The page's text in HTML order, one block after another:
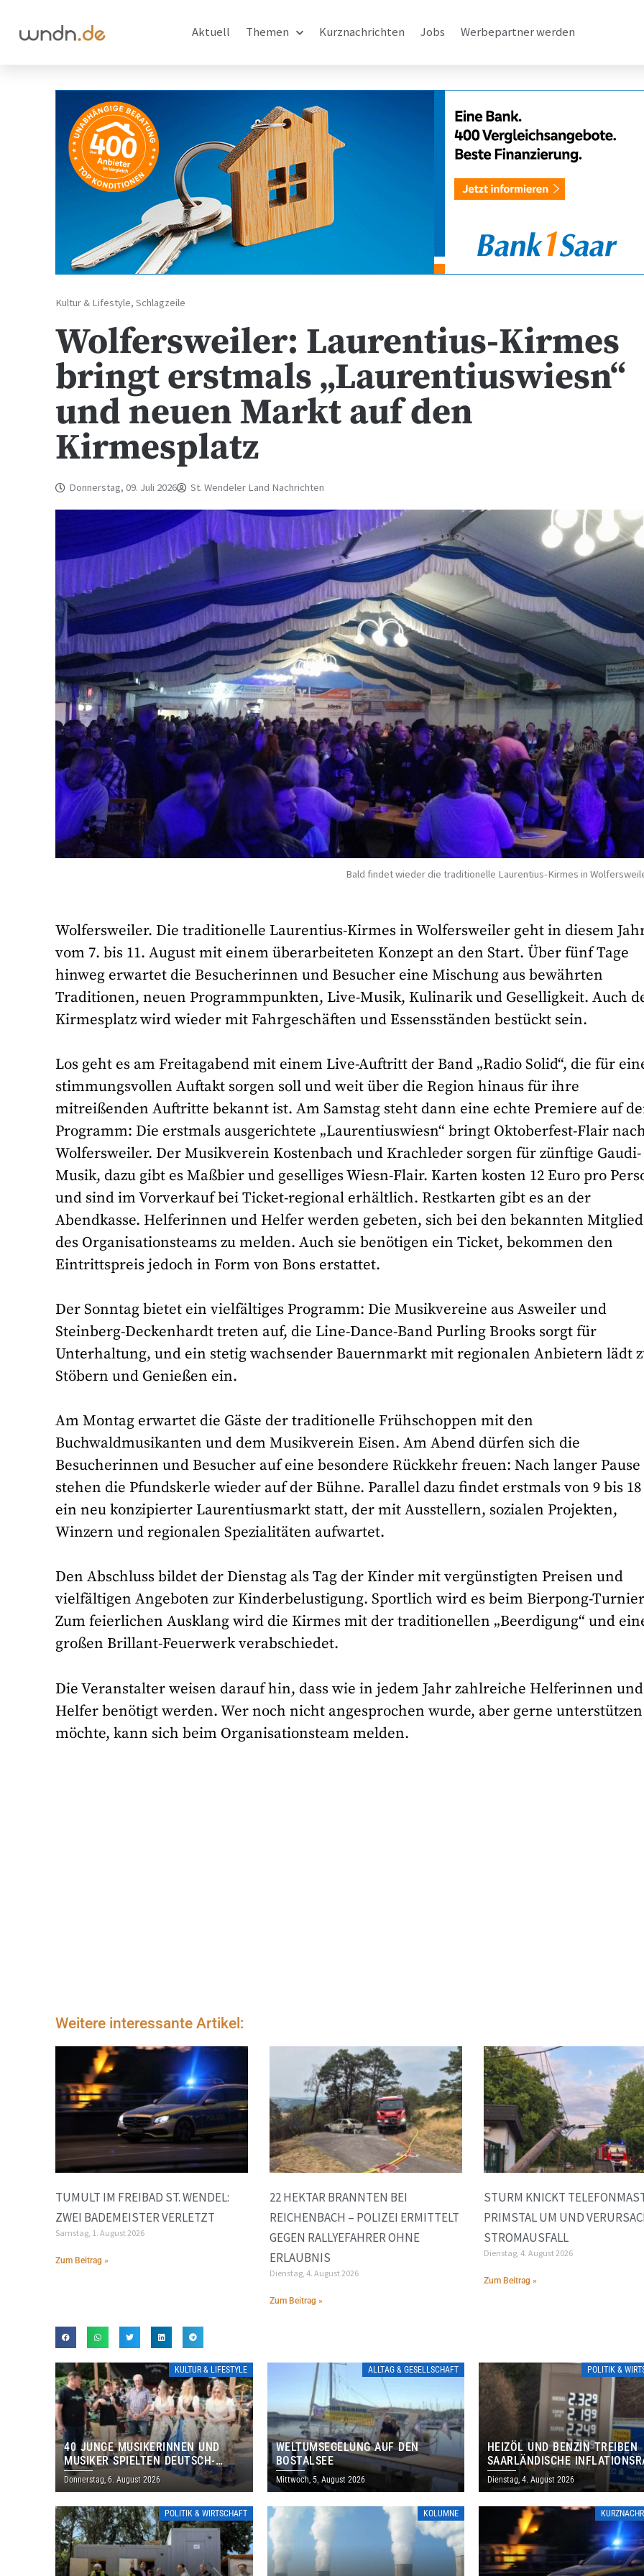
Aktuell Themen Kurznachrichten Jobs Werbepartner werden
Kultur & Lifestyle,Schlagzeile
Wolfersweiler: Laurentius-Kirmes
bringt erstmals „Laurentiuswiesn“
und neuen Markt auf den
Kirmesplatz
Donnerstag, 09. Juli 2026 St. Wendeler Land Nachrichten
Bald findet wieder die traditionelle Laurentius-Kirmes in
Wolfersweiler. Die traditionelle Laurentius-Kirmes in Wolfersweiler geht in diesem
vom 7. bis 11. August mit einem überarbeiteten Konzept an den Start. Über fünf Tage
hinweg erwartet die Besucherinnen und Besucher eine Mischung aus bewährten
Traditionen, neuen Programmpunkten, Live-Musik, Kulinarik und Geselligkeit. Auch
Kirmesplatz wird wieder mit Fahrgeschäften und Essensständen bestückt sein.
Los geht es am Freitagabend mit einem Live-Auftritt der Band „Radio Solid“, die für
stimmungsvollen Auftakt sorgen soll und weit über die Region hinaus für ihre
mitreißenden Auftritte bekannt ist. Am Samstag steht dann eine echte Premiere auf
Programm: Die erstmals ausgerichtete „Laurentiuswiesn“ bringt Oktoberfest-Flair
Wolfersweiler. Der Musikverein Kostenbach und Krachleder sorgen für zünftige Gaudi-
Musik, dazu gibt es Maßbier und geselliges Wiesn-Flair. Karten kosten 12 Euro pro
und sind im Vorverkauf bei Ticket-regional erhältlich. Restkarten gibt es an der
Abendkasse. Helferinnen und Helfer werden gebeten, sich bei den bekannten
des Organisationsteams zu melden. Auch sie benötigen ein Ticket, bekommen den
Eintrittspreis jedoch in Form von Bons erstattet.
Der Sonntag bietet ein vielfältiges Programm: Die Musikvereine aus Asweiler und
Steinberg-Deckenhardt treten auf, die Line-Dance-Band Purling Brooks sorgt für
Unterhaltung, und ein stetig wachsender Bauernmarkt mit regionalen Anbietern lädt
Stöbern und Genießen ein.
Am Montag erwartet die Gäste der traditionelle Frühschoppen mit den
Buchwaldmusikanten und dem Musikverein Eisen. Am Abend dürfen sich die
Besucherinnen und Besucher auf eine besondere Rückkehr freuen: Nach langer Pause
stehen die Pfundskerle wieder auf der Bühne. Parallel dazu findet erstmals von 9 bis
ein neu konzipierter Laurentiusmarkt statt, der mit Ausstellern, sozialen Projekten,
Winzern und regionalen Spezialitäten aufwartet.
Den Abschluss bildet der Dienstag als Tag der Kinder mit vergünstigten Preisen und
vielfältigen Angeboten zur Kinderbelustigung. Sportlich wird es beim Bierpong-
Zum feierlichen Ausklang wird die Kirmes mit der traditionellen „Beerdigung“ und
großen Brillant-Feuerwerk verabschiedet.
Die Veranstalter weisen darauf hin, dass wie in jedem Jahr zahlreiche Helferinnen und
Helfer benötigt werden. Wer noch nicht angesprochen wurde, aber gerne unterstützen
möchte, kann sich beim Organisationsteam melden.
Weitere interessante Artikel:
TUMULT IM FREIBAD ST. WENDEL:
ZWEI BADEMEISTER VERLETZT
Samstag, 1. August 2026
Zum Beitrag »
22 HEKTAR BRANNTEN BEI
REICHENBACH – POLIZEI ERMITTELT
GEGEN RALLYEFAHRER OHNE
ERLAUBNIS
Dienstag, 4. August 2026
Zum Beitrag »
STURM KNICKT
PRIMSTAL UM UND
STROMAUSFALL
Dienstag, 4. August 2026
Zum Beitrag »
KULTUR & LIFESTYLE
40 JUNGE MUSIKERINNEN UND
MUSIKER SPIELTEN DEUTSCH-
BRASILIANISCHES PROGRAMM IN
THOLEY
Donnerstag, 6. August 2026
ALLTAG & GESELLSCHAFT
WELTUMSEGELUNG AUF DEN
BOSTALSEE
Mittwoch, 5. August 2026
POLITIK &
HEIZÖL UND BENZIN TREIBEN
SAARLÄNDISCHE
IM JULI AUF 3,2 PROZENT
Dienstag, 4. August 2026
POLITIK & WIRTSCHAFT KOLUMNE